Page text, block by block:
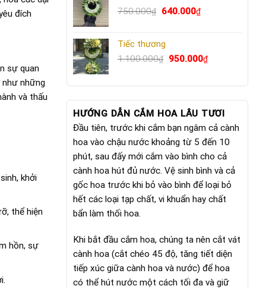
đích
sự quan
như những
và thấu
khởi
thể hiện
hồn, sự
640.000₫.
750.000₫
Giá
750.000₫.
640.000₫Giá
640.000₫.
Tiếc thương
1.100.000₫
Giá
950.000₫Giá
HƯỚNG DẪN CẮM HOA LÂU TƯƠI
Đầu tiên, trước khi cắm bạn ngâm cả cành
hoa vào chậu nước khoảng từ 5 đến 10
phút, sau đấy mới cắm vào bình cho cả
cành hoa hút đủ nước. Vệ sinh bình và cả
gốc hoa trước khi bỏ vào bình để loại bỏ
hết các loại tạp chất, vi khuẩn hay chất
bẩn làm thối hoa.
Khi bắt đầu cắm hoa, chúng ta nên cắt vát
cành hoa (cắt chéo 45 độ, tăng tiết diện
tiếp xúc giữa cành hoa và nước) để hoa
có thể hút nước một cách tối đa và giữ